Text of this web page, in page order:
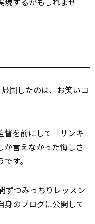
国したのは、お笑いコ
督を前にして「サンキ
か言えなかった悔しさ
す。
ずつみっちりレッスン
身のブログに公開して